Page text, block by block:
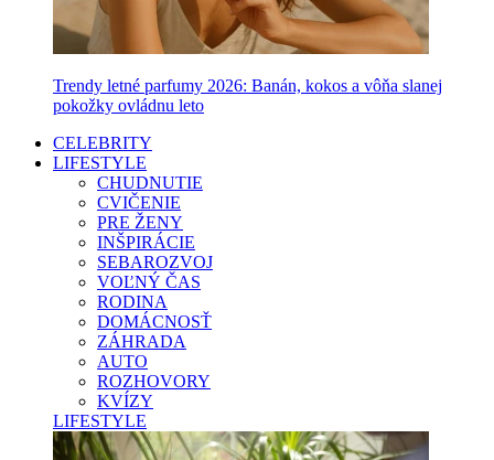
Trendy letné parfumy 2026: Banán, kokos a vôňa slanej
pokožky ovládnu leto
CELEBRITY
LIFESTYLE
CHUDNUTIE
CVIČENIE
PRE ŽENY
INŠPIRÁCIE
SEBAROZVOJ
VOĽNÝ ČAS
RODINA
DOMÁCNOSŤ
ZÁHRADA
AUTO
ROZHOVORY
KVÍZY
LIFESTYLE